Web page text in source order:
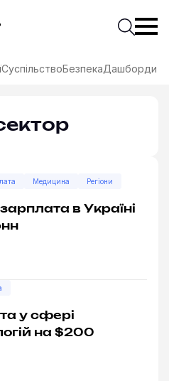
про суспільні даніПочати
СуспільствоБезпекаДашборди
Медицина Регіони
в Україні
у сфері
на $200